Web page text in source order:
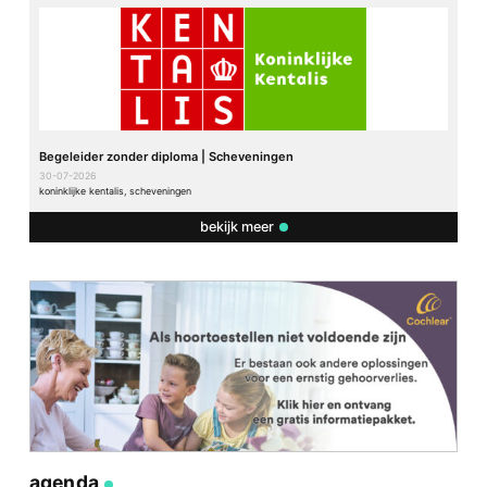
Begeleider zonder diploma | Scheveningen
30-07-2026
koninklijke kentalis, scheveningen
bekijk meer
agenda